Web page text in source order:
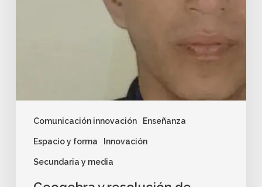
Comunicación innovación Enseñanza
Espacio y forma Innovación
Secundaria y media